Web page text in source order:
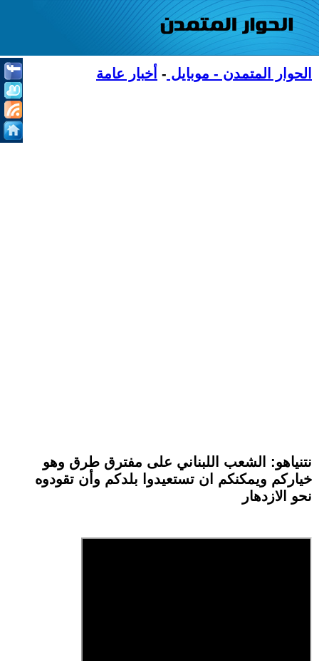
الحوار المتمدن - موبايل - أخبار عامة
نتنياهو: الشعب اللبناني على مفترق طرق وهو
خياركم ويمكنكم ان تستعيدوا بلدكم وأن تقودوه
نحو الازدهار